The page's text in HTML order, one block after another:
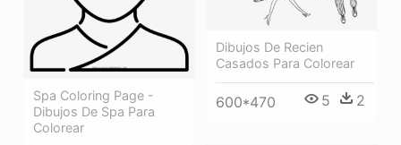
Spa Coloring Page -
Dibujos De Spa Para
Colorear
Dibujos De Recien
Casados Para Colorear
600*470 5 2